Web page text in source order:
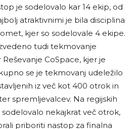
je sodelovalo kar 14 ekip, od
atraktivnimi je bila disciplina
kjer so sodelovale 4 ekipe.
tudi tekmovanje
CoSpace, kjer je
se je tekmovanj udeležilo
iz več kot 400 otrok in
spremljevalcev. Na regijskih
nekajkrat več otrok,
priboriti nastop za finalna